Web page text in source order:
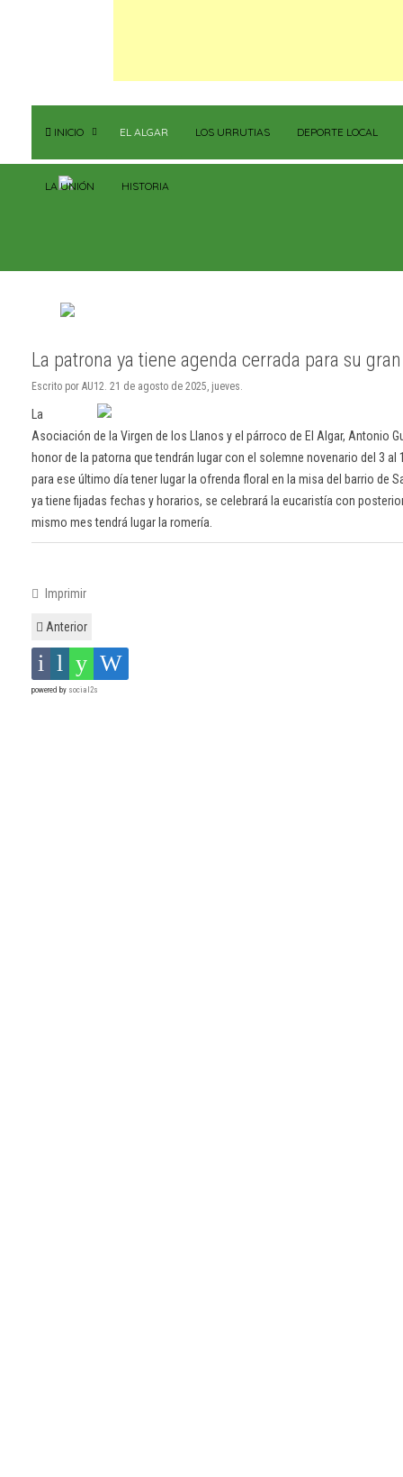
INICIO EL ALGAR LOS URRUTIAS DEPORTE LOCAL
LA UNIÓN HISTORIA
La patrona ya tiene agenda cerrada para su
Escrito por AU12. 21 de agosto de 2025, jueves.
La
Asociación de la Virgen de los Llanos y el párroco de El Algar, Antonio
honor de la patorna que tendrán lugar con el solemne novenario del 3
para ese último día tener lugar la ofrenda floral en la misa del barrio de
ya tiene fijadas fechas y horarios, se celebrará la eucaristía con
mismo mes tendrá lugar la romería.
Imprimir
Anterior
powered by social2s